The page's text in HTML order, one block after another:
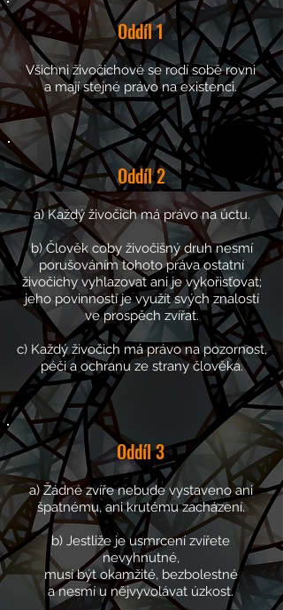
Oddíl1
Všichni živočichové se rodí sobě rovni
a mají stejné právo na existenci.
Oddíl2
a) Každý živočich má právo na úctu.
b) Člověk coby živočišný druh nesmí
porušováním tohoto práva ostatní
živočichy vyhlazovat ani je vykořisťovat;
jeho povinností je využít svých znalostí
ve prospěch zvířat.
c) Každý živočich má právo na pozornost,
péči a ochranu ze strany člověka.
Oddíl3
a) Žádné zvíře nebude vystaveno ani
špatnému,ani krutému zacházení.
b) Jestliže je usmrcení zvířete
nevyhnutné,
musí být okamžité, bezbolestné
a nesmíu nějvyvolávat úzkost.